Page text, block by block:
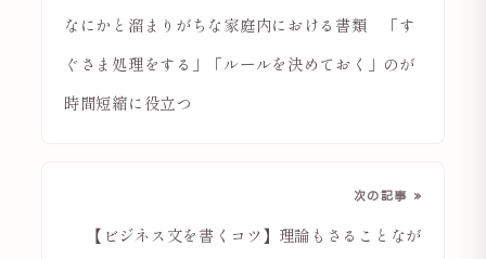
なにかと溜まりがちな家庭内における書類 「す
ぐさま処理をする」「ルールを決めておく」のが
時間短縮に役立つ
次の記事 »
【ビジネス文を書くコツ】理論もさることなが